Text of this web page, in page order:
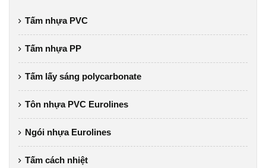
Tấm nhựa PVC
Tấm nhựa PP
Tấm lấy sáng polycarbonate
Tôn nhựa PVC Eurolines
Ngói nhựa Eurolines
Tấm cách nhiệt